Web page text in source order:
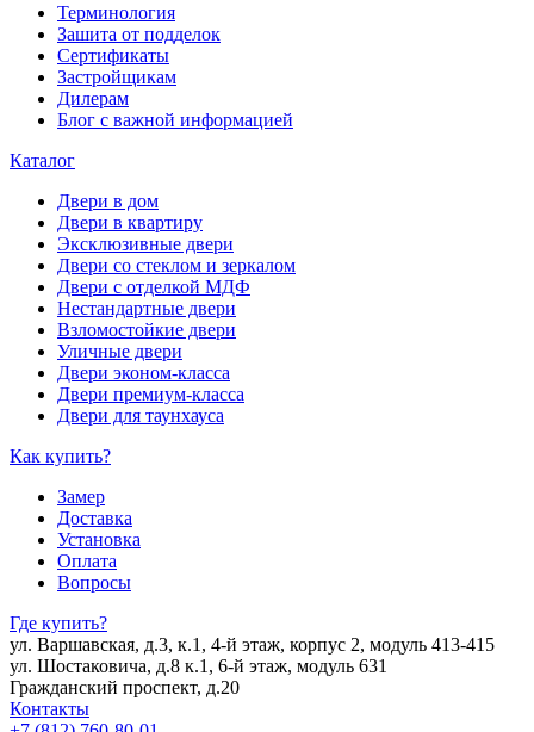
Терминология
Зашита от подделок
Сертификаты
Застройщикам
Дилерам
Блог с важной информацией
Каталог
Двери в дом
Двери в квартиру
Эксклюзивные двери
Двери со стеклом и зеркалом
Двери с отделкой МДФ
Нестандартные двери
Взломостойкие двери
Уличные двери
Двери эконом-класса
Двери премиум-класса
Двери для таунхауса
Как купить?
Замер
Доставка
Установка
Оплата
Вопросы
Где купить?
ул. Варшавская, д.3, к.1, 4-й этаж, корпус 2, модуль 413-415
ул. Шостаковича, д.8 к.1, 6-й этаж, модуль 631
Гражданский проспект, д.20
Контакты